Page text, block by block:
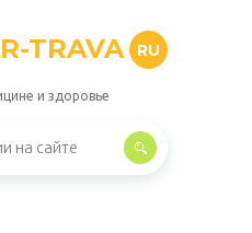
TRAVA RU
и здоровье